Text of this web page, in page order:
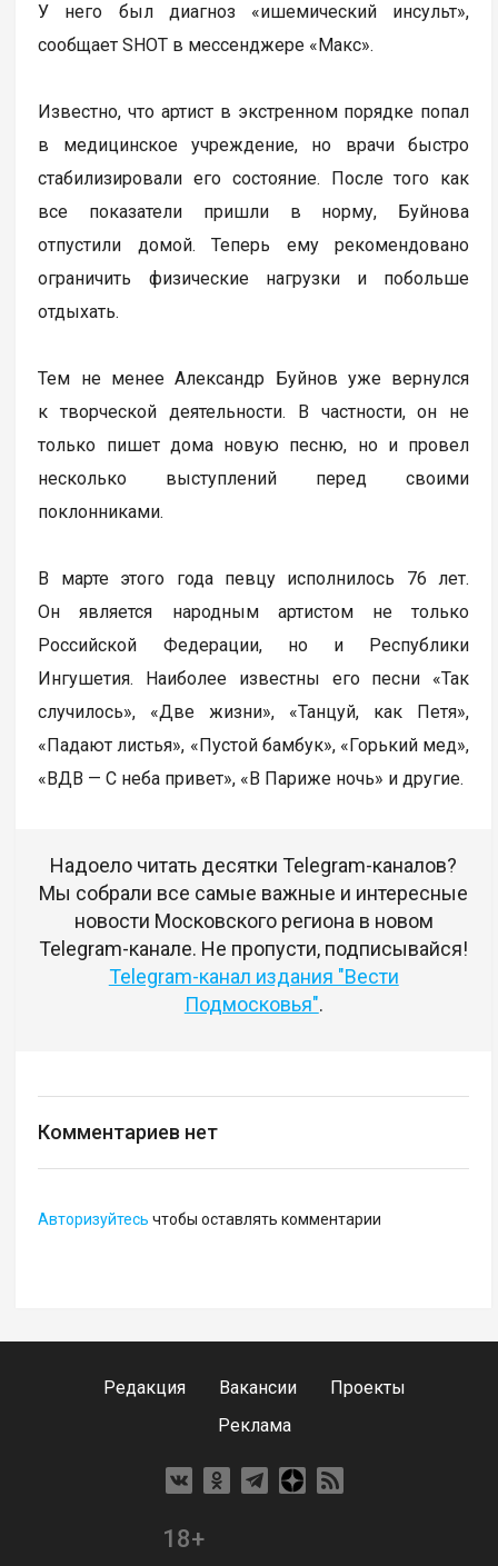
У него был диагноз «ишемический инсульт»,
сообщает SHOT в мессенджере «Макс».
Известно, что артист в экстренном порядке попал
в медицинское учреждение, но врачи быстро
стабилизировали его состояние. После того как
все показатели пришли в норму, Буйнова
отпустили домой. Теперь ему рекомендовано
ограничить физические нагрузки и побольше
отдыхать.
Тем не менее Александр Буйнов уже вернулся
к творческой деятельности. В частности, он не
только пишет дома новую песню, но и провел
несколько выступлений перед своими
поклонниками.
В марте этого года певцу исполнилось 76 лет.
Он является народным артистом не только
Российской Федерации, но и Республики
Ингушетия. Наиболее известны его песни «Так
случилось», «Две жизни», «Танцуй, как Петя»,
«Падают листья», «Пустой бамбук», «Горький мед»,
«ВДВ — С неба привет», «В Париже ночь» и другие.
Надоело читать десятки Telegram-каналов?
Мы собрали все самые важные и интересные
новости Московского региона в новом
Telegram-канале. Не пропусти, подписывайся!
Telegram-канал издания "Вести
Подмосковья".
Комментариев нет
Авторизуйтесь чтобы оставлять комментарии
Редакция Вакансии
Проекты
Реклама
18+